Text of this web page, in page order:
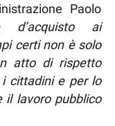
Paolo
d’acquisto ai
certi non è solo
atto di rispetto
cittadini e per lo
il lavoro pubblico